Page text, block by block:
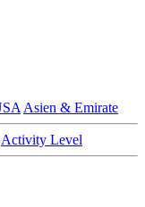
Asien & Emirate
Activity Level